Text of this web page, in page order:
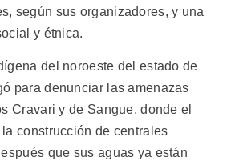
según sus organizadores, y una
y étnica.
del noroeste del estado de
para denunciar las amenazas
Cravari y de Sangue, donde el
construcción de centrales
que sus aguas ya están